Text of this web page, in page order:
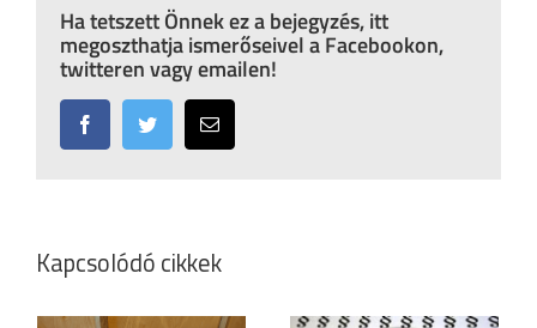
Ha tetszett Önnek ez a bejegyzés, itt
megoszthatja ismerőseivel a Facebookon,
twitteren vagy emailen!
FacebookTwitter Email:
Kapcsolódó cikkek